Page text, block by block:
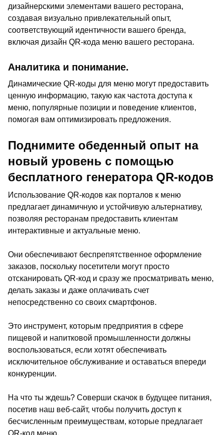
дизайнерскими элементами вашего ресторана,
создавая визуально привлекательный опыт,
соответствующий идентичности вашего бренда,
включая дизайн QR-кода меню вашего ресторана.
Аналитика и понимание.
Динамические QR-коды для меню могут предоставить
ценную информацию, такую как частота доступа к
меню, популярные позиции и поведение клиентов,
помогая вам оптимизировать предложения.
Поднимите обеденный опыт на
новый уровень с помощью
бесплатного генератора QR-кодов
Использование QR-кодов как порталов к меню
предлагает динамичную и устойчивую альтернативу,
позволяя ресторанам предоставить клиентам
интерактивные и актуальные меню.
Они обеспечивают беспрепятственное оформление
заказов, поскольку посетители могут просто
отсканировать QR-код и сразу же просматривать меню,
делать заказы и даже оплачивать счет
непосредственно со своих смартфонов.
Это инструмент, которым предприятия в сфере
пищевой и напитковой промышленности должны
воспользоваться, если хотят обеспечивать
исключительное обслуживание и оставаться впереди
конкуренции.
На что ты ждешь? Соверши скачок в будущее питания,
посетив наш веб-сайт, чтобы получить доступ к
бесчисленным преимуществам, которые предлагает
QR-код меню.